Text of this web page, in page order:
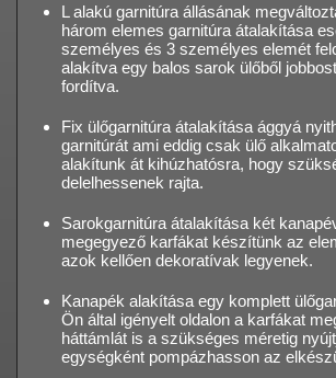
L alakú garnitúra állásának
három elemes garnitúra átalakítása
személyes és 3 személyes elemét
alakítva egy balos sarok ülőből
fordítva.
Fix ülőgarnitúra átalakítása ággyá
garnitúrát ami eddig csak ülő
alakítunk át kihúzhatósra, hogy
delelhessenek rajta.
Sarokgarnitúra átalakítása két
megegyező karfákat készítünk az
azok kellően dekoratívak legyenek.
Kanapék alakítása egy komplett
Ön által igényelt oldalon a karfákat
háttámlát is a szükséges méretig
egységként pompázhasson az